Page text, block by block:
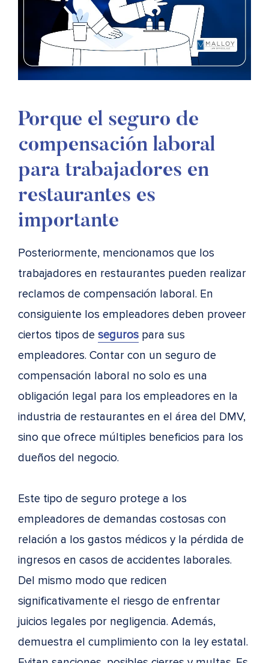
Porque el seguro de
compensación laboral
para trabajadores en
restaurantes es
importante
Posteriormente, mencionamos que los
trabajadores en restaurantes pueden realizar
reclamos de compensación laboral. En
consiguiente los empleadores deben proveer
ciertos tipos de seguros para sus
empleadores. Contar con un seguro de
compensación laboral no solo es una
obligación legal para los empleadores en la
industria de restaurantes en el área del DMV,
sino que ofrece múltiples beneficios para los
dueños del negocio.
Este tipo de seguro protege a los
empleadores de demandas costosas con
relación a los gastos médicos y la pérdida de
ingresos en casos de accidentes laborales.
Del mismo modo que redicen
significativamente el riesgo de enfrentar
juicios legales por negligencia. Además,
demuestra el cumplimiento con la ley estatal.